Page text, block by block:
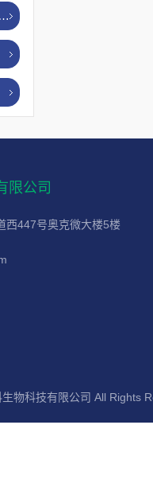
晶圆、光刻胶、硅晶片、烤胶机
限公司
西447号奥克微大楼5楼
物科技有限公司 All Rights